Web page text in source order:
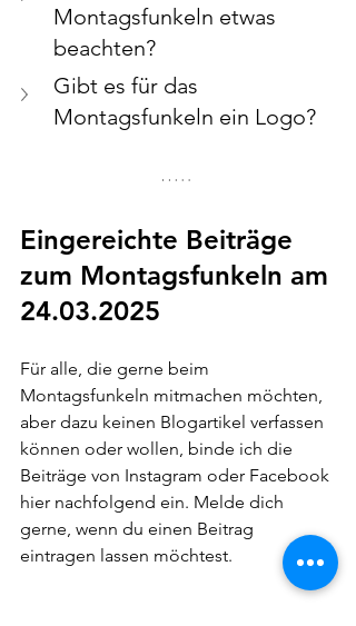
Montagsfunkeln etwas
beachten?
Gibt es für das
Montagsfunkeln ein Logo?
Eingereichte Beiträge
zum Montagsfunkeln am
24.03.2025
Für alle, die gerne beim
Montagsfunkeln mitmachen möchten,
aber dazu keinen Blogartikel verfassen
können oder wollen, binde ich die
Beiträge von Instagram oder Facebook
hier nachfolgend ein. Melde dich
gerne, wenn du einen Beitrag
eintragen lassen möchtest.